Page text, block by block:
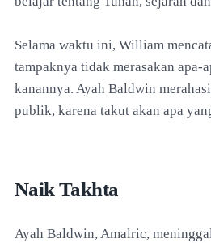
Selama waktu ini, William
tampaknya tidak merasakan apa-
kanannya. Ayah Baldwin
publik, karena takut akan apa
Naik Takhta
Ayah Baldwin, Amalric,